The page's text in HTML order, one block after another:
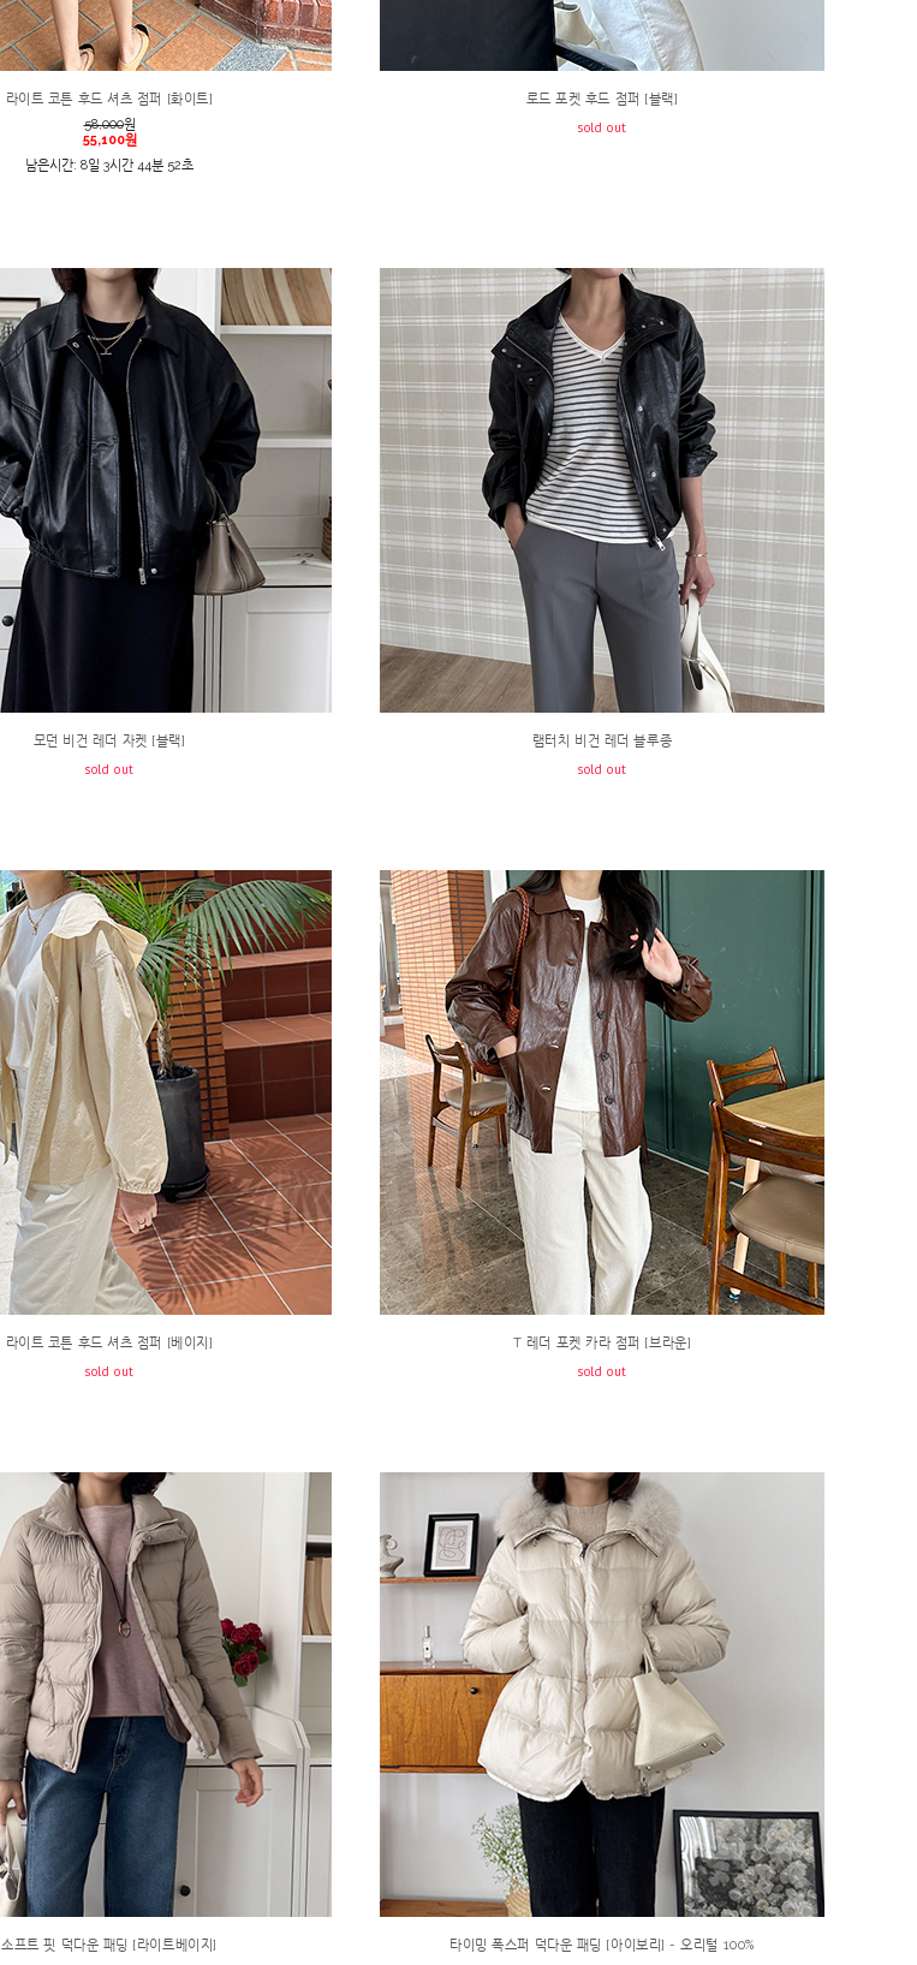
라이트 코튼 후드 셔츠 점퍼 [화이트]
58,000원
55,100원
남은시간: 8일 3시간 44분 52초
로드 포켓 후드 점퍼 [블랙]
sold out
모던 비건 레더 자켓 [블랙]
sold out
램터치 비건 레더 블루종
sold out
라이트 코튼 후드 셔츠 점퍼 [베이지]
sold out
T 레더 포켓 카라 점퍼 [브라운]
sold out
소프트 핏 덕다운 패딩 [라이트베이지] 타이밍 폭스퍼 덕다운 패딩 [아이보리] - 오리털 100%